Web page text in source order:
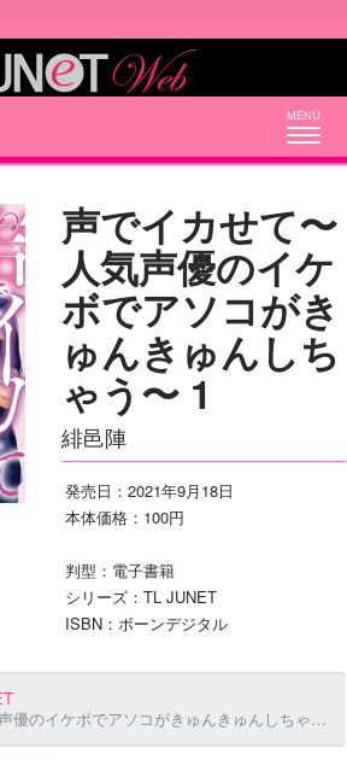
声でイカせて〜
人気声優のイケ
ボでアソコがき
ゅんきゅんしち
ゃう〜 1
緋邑陣
発売日：2021年9月18日
本体価格：100円
判型：電子書籍
シリーズ：TL JUNET
ISBN：ボーンデジタル
のイケボでアソコがきゅんきゅんしちゃう〜 1